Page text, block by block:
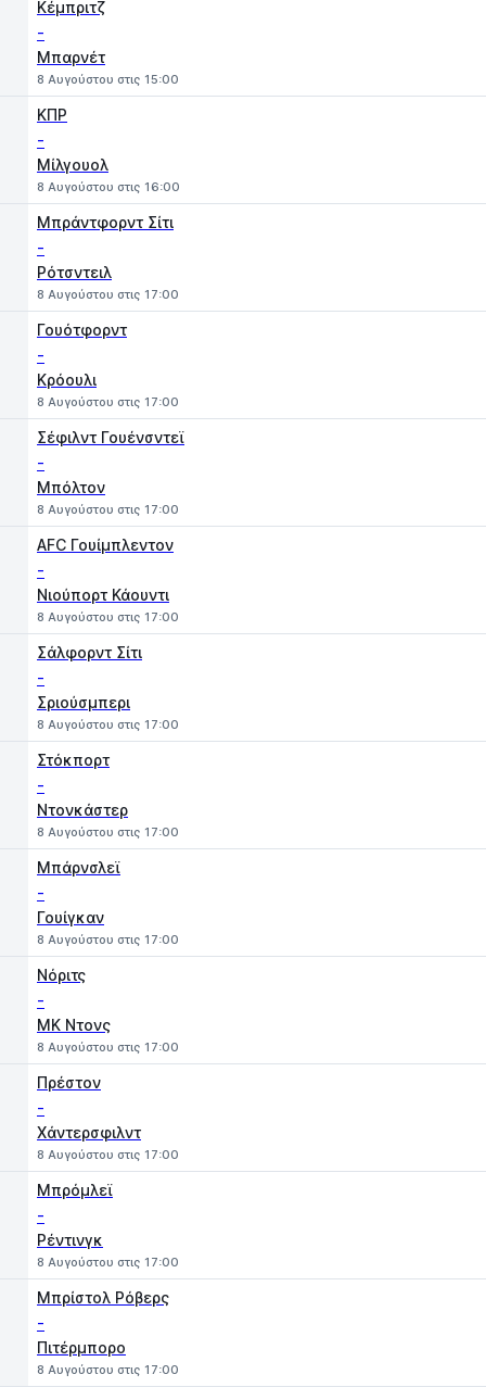
Κέμπριτζ
-
Μπαρνέτ
8 Αυγούστου στις 15:00
ΚΠΡ
-
Μίλγουολ
8 Αυγούστου στις 16:00
Μπράντφορντ Σίτι
-
Ρότσντειλ
8 Αυγούστου στις 17:00
Γουότφορντ
-
Κρόουλι
8 Αυγούστου στις 17:00
Σέφιλντ Γουένσντεϊ
-
Μπόλτον
8 Αυγούστου στις 17:00
AFC Γουίμπλεντον
-
Νιούπορτ Κάουντι
8 Αυγούστου στις 17:00
Σάλφορντ Σίτι
-
Σριούσμπερι
8 Αυγούστου στις 17:00
Στόκπορτ
-
Ντονκάστερ
8 Αυγούστου στις 17:00
Μπάρνσλεϊ
-
Γουίγκαν
8 Αυγούστου στις 17:00
Νόριτς
-
MK Ντονς
8 Αυγούστου στις 17:00
Πρέστον
-
Χάντερσφιλντ
8 Αυγούστου στις 17:00
Μπρόμλεϊ
-
Ρέντινγκ
8 Αυγούστου στις 17:00
Μπρίστολ Ρόβερς
-
Πιτέρμπορο
8 Αυγούστου στις 17:00